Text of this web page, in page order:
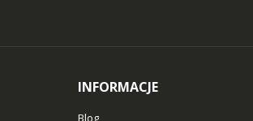
INFORMACJE
Blog